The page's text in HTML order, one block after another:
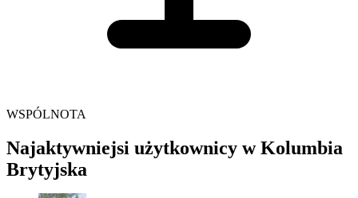
WSPÓLNOTA
Najaktywniejsi użytkownicy w Kolumbia
Brytyjska